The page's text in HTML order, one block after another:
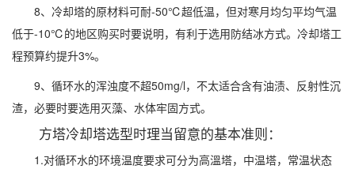
8、冷却塔的原材料可耐-50℃超低温，但对寒月均匀平均气温
低于-10℃的地区购买时要说明，有利于选用防结冰方式。冷却塔工
程预算约提升3%。
9、循环水的浑浊度不超50mg/l，不太适合含有油渍、反射性沉
渣，必要时要选用灭藻、水体牢固方式。
方塔冷却塔选型时理当留意的基本准则：
1.对循环水的环境温度要求可分为高溫塔，中温塔，常温状态